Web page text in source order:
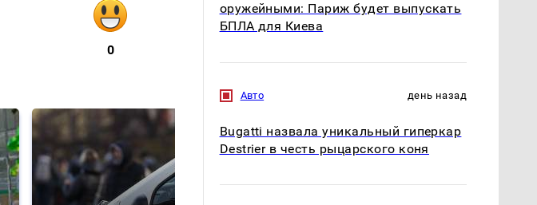
0
оружейными: Париж будет выпускать
БПЛА для Киева
Авто день назад
Bugatti назвала уникальный гиперкар
Destrier в честь рыцарского коня